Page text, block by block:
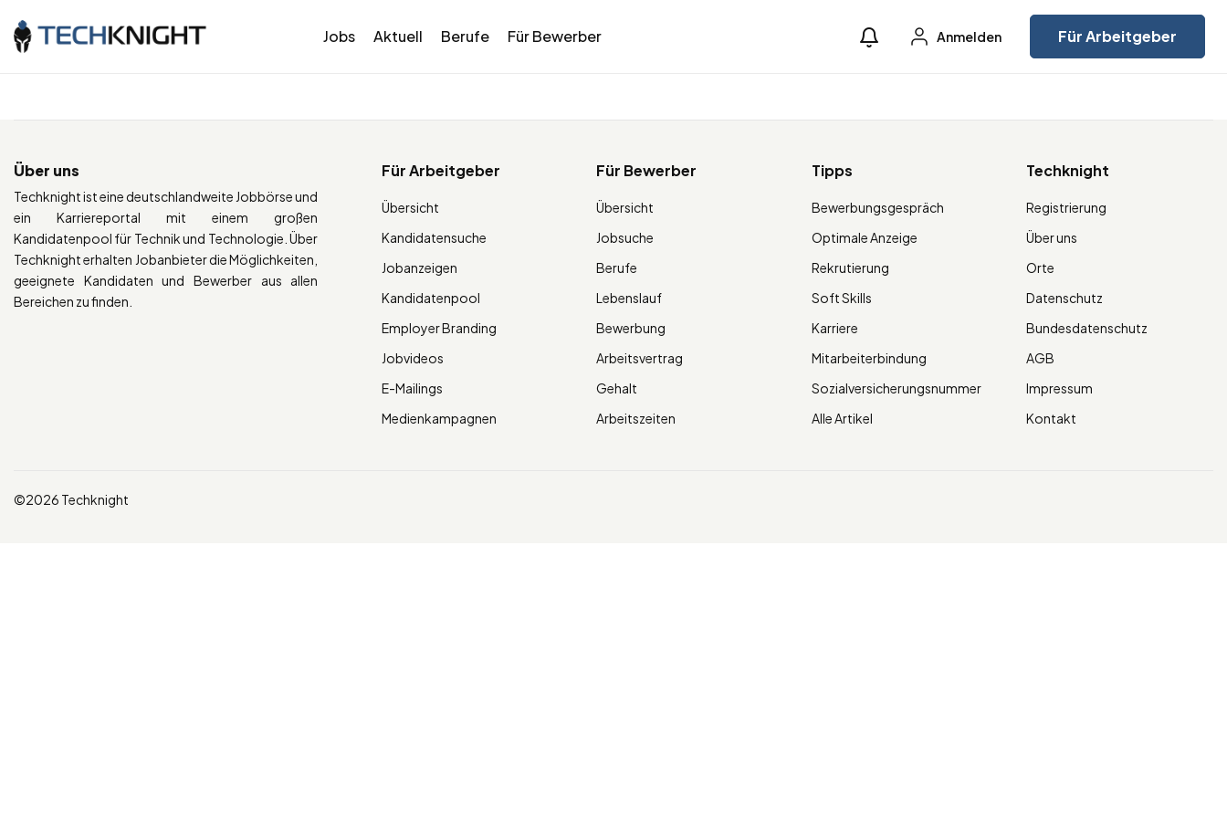
Jobs Aktuell Berufe Für Bewerber Anmelden Für Arbeitgeber
Über uns
Techknight ist eine deutschlandweite Jobbörse und
ein Karriereportal mit einem großen
Kandidatenpool für Technik und Technologie. Über
Techknight erhalten Jobanbieter die Möglichkeiten,
geeignete Kandidaten und Bewerber aus allen
Bereichen zu finden.
Für Arbeitgeber
Übersicht
Kandidatensuche
Jobanzeigen
Kandidatenpool
Employer Branding
Jobvideos
E-Mailings
Medienkampagnen
Für Bewerber
Übersicht
Jobsuche
Berufe
Lebenslauf
Bewerbung
Arbeitsvertrag
Gehalt
Arbeitszeiten
Tipps
Bewerbungsgespräch
Optimale Anzeige
Rekrutierung
Soft Skills
Karriere
Mitarbeiterbindung
Sozialversicherungsnummer
Alle Artikel
Techknight
Registrierung
Über uns
Orte
Datenschutz
Bundesdatenschutz
AGB
Impressum
Kontakt
©2026 Techknight